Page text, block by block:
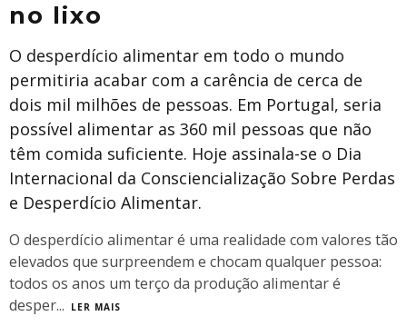
no lixo
O desperdício alimentar em todo o mundo
permitiria acabar com a carência de cerca de
dois mil milhões de pessoas. Em Portugal, seria
possível alimentar as 360 mil pessoas que não
têm comida suficiente. Hoje assinala-se o Dia
Internacional da Consciencialização Sobre Perdas
e Desperdício Alimentar.
O desperdício alimentar é uma realidade com valores tão
elevados que surpreendem e chocam qualquer pessoa:
todos os anos um terço da produção alimentar é
desper... LER MAIS